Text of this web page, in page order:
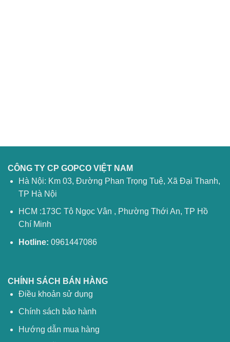
CÔNG TY CP GOPCO VIỆT NAM
Hà Nội: Km 03, Đường Phan Trọng Tuệ, Xã Đại Thanh,
TP Hà Nội
HCM :173C Tô Ngọc Vân , Phường Thới An, TP Hồ
Chí Minh
Hotline: 0961447086
CHÍNH SÁCH BÁN HÀNG
Điều khoản sử dụng
Chính sách bảo hành
Hướng dẫn mua hàng